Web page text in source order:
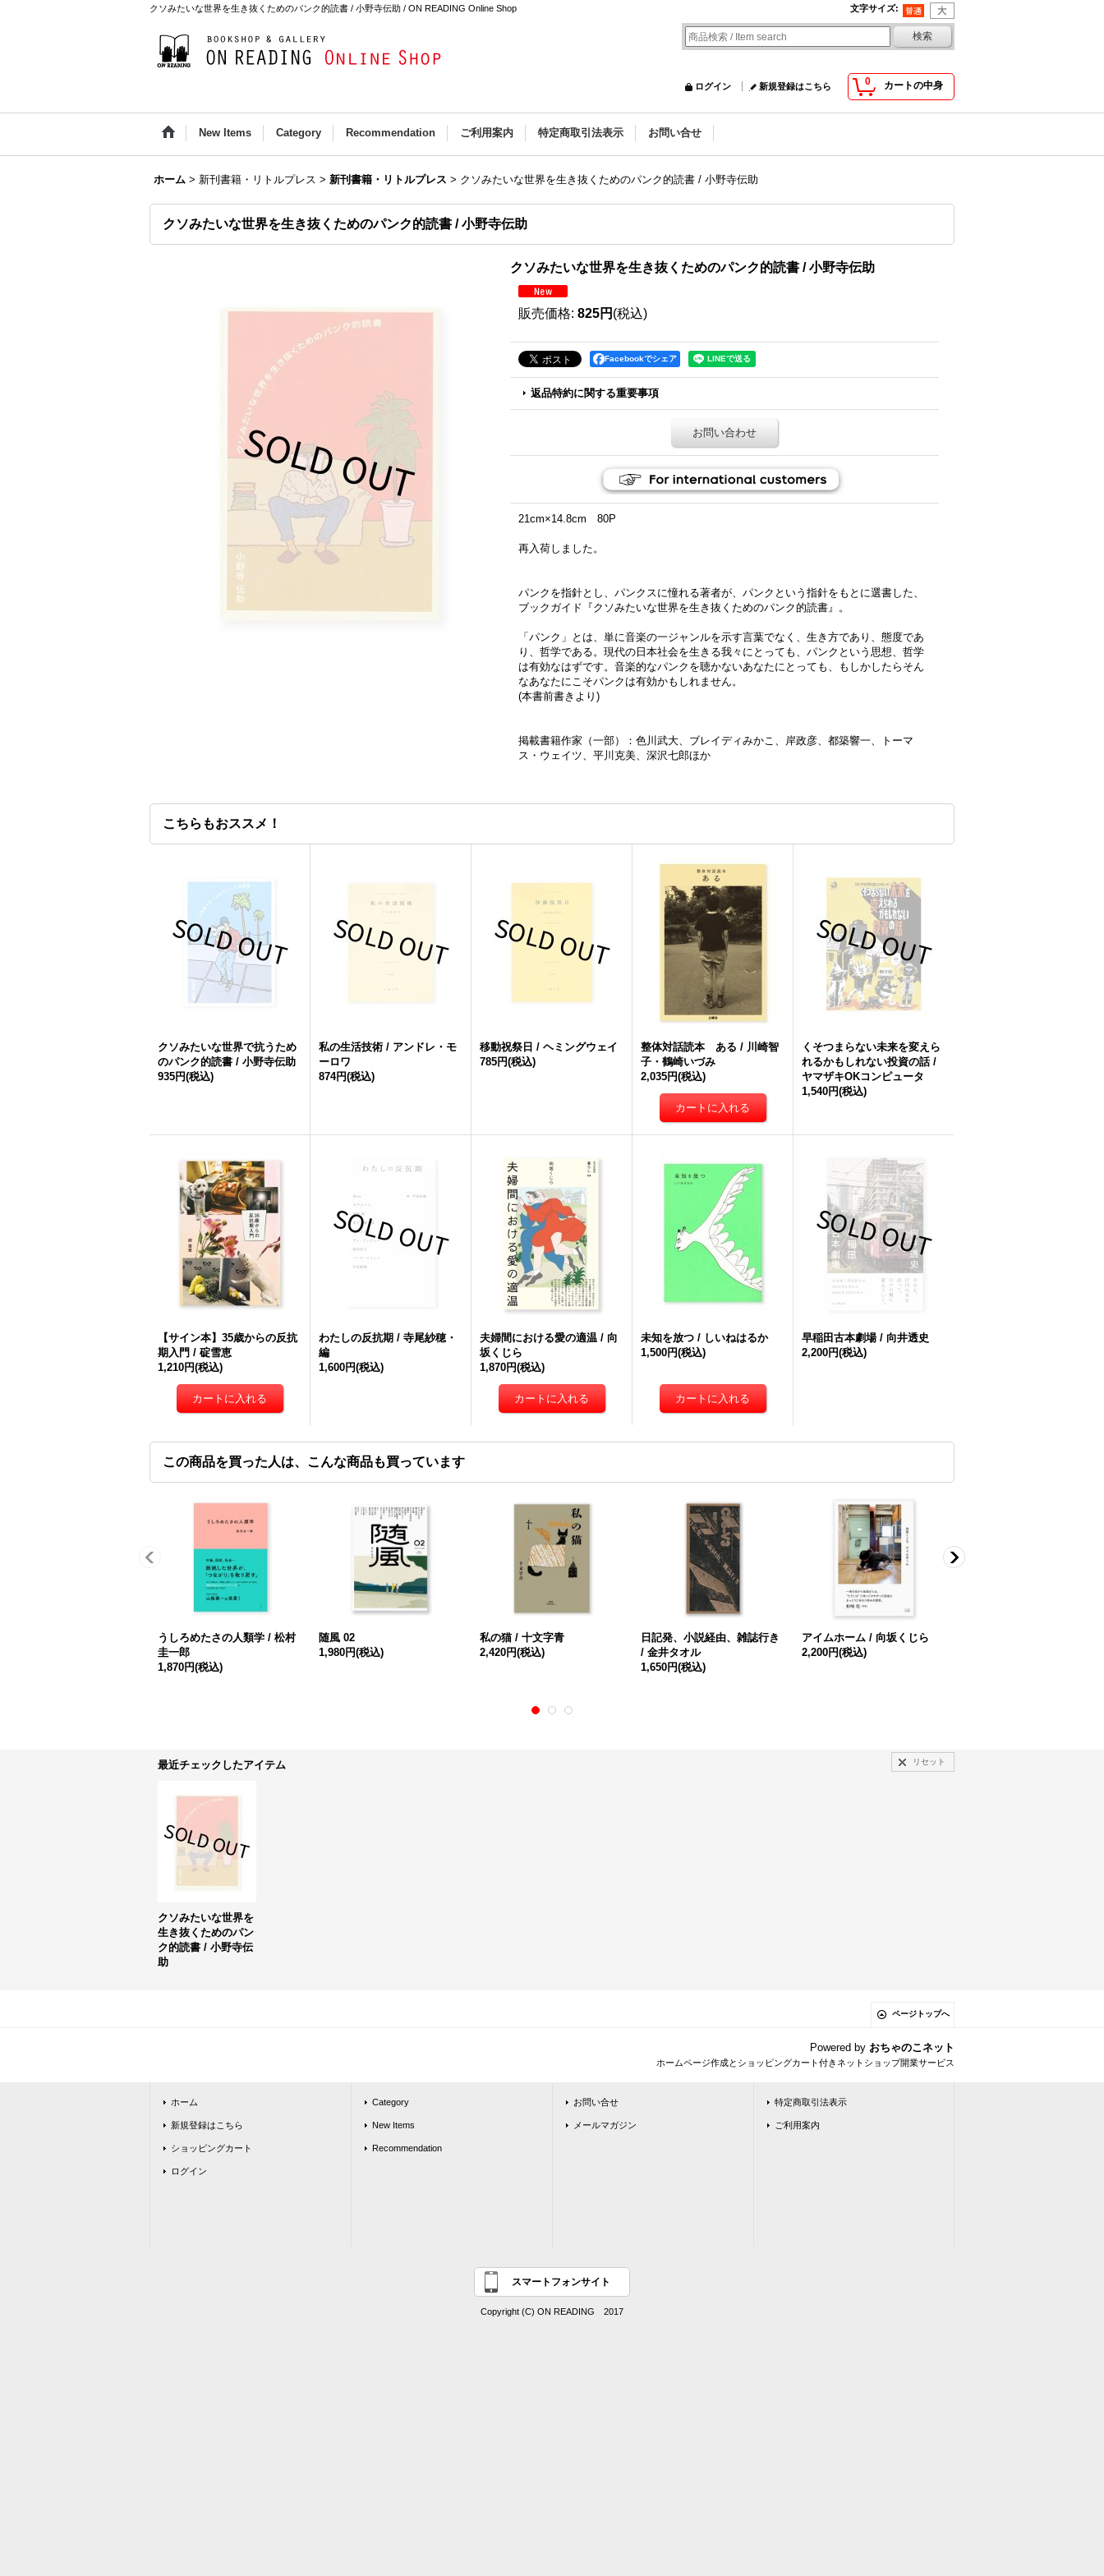
クソみたいな世界を生き抜くためのパンク的読書 / 小野寺伝助 / ON READING Online Shop 文字サイズ:
0 カートの中身
ログイン 新規登録はこちら
New Items Category Recommendation ご利用案内 特定商取引法表示 お問い合せ
ホーム > 新刊書籍・リトルプレス > 新刊書籍・リトルプレス > クソみたいな世界を生き抜くためのパンク的読書 / 小野寺伝助
クソみたいな世界を生き抜くためのパンク的読書 / 小野寺伝助
クソみたいな世界を生き抜くためのパンク的読書 / 小野寺伝助
販売価格: 825円 (税込)
Facebookでシェア
返品特約に関する重要事項
お問い合わせ
21cm×14.8cm 80P
再入荷しました。
パンクを指針とし、パンクスに憧れる著者が、パンクという指針をもとに選書した、
ブックガイド『クソみたいな世界を生き抜くためのパンク的読書』。
「パンク」とは、単に音楽の一ジャンルを示す言葉でなく、生き方であり、態度であ
り、哲学である。 現代の日本社会を生きる我々にとっても、パンクという思想、哲学
は有効なはずです。音楽的なパンクを聴かないあなたにとっても、もしかしたらそん
なあなたにこそパンクは有効かもしれません。
(本書前書きより)
掲載書籍作家（一部）：色川武大、ブレイディみかこ、岸政彦、都築響一、トーマ
ス・ウェイツ、平川克美、深沢七郎ほか
こちらもおススメ！
クソみたいな世界で抗うため
のパンク的読書 / 小野寺伝助
935円(税込)
私の生活技術 / アンドレ・モ
ーロワ
874円(税込)
移動祝祭日 / ヘミングウェイ
785円(税込)
整体対話読本 ある / 川崎智
子・鶴崎いづみ
2,035円(税込)
くそつまらない未来を変えら
れるかもしれない投資の話 /
ヤマザキOKコンピュータ
1,540円(税込)
【サイン本】35歳からの反抗
期入門 / 碇雪恵
1,210円(税込)
わたしの反抗期 / 寺尾紗穂・
編
1,600円(税込)
夫婦間における愛の適温 / 向
坂くじら
1,870円(税込)
未知を放つ / しいねはるか
1,500円(税込)
早稲田古本劇場 / 向井透史
2,200円(税込)
この商品を買った人は、こんな商品も買っています
うしろめたさの人類学 / 松村
圭一郎
1,870円(税込)
随風 02
1,980円(税込)
私の猫 / 十文字青
2,420円(税込)
日記発、小説経由、雑誌行き
/ 金井タオル
1,650円(税込)
アイムホーム / 向坂くじら
2,200円(税込)
最近チェックしたアイテム リセット
クソみたいな世界を
生き抜くためのパン
ク的読書 / 小野寺伝
助
ページトップへ
Powered by おちゃのこネット
ホームページ作成とショッピングカート付きネットショップ開業サービス
ホーム
新規登録はこちら
ショッピングカート
ログイン
Category
New Items
Recommendation
お問い合せ
メールマガジン
特定商取引法表示
ご利用案内
スマートフォンサイト
Copyright (C) ON READING 2017